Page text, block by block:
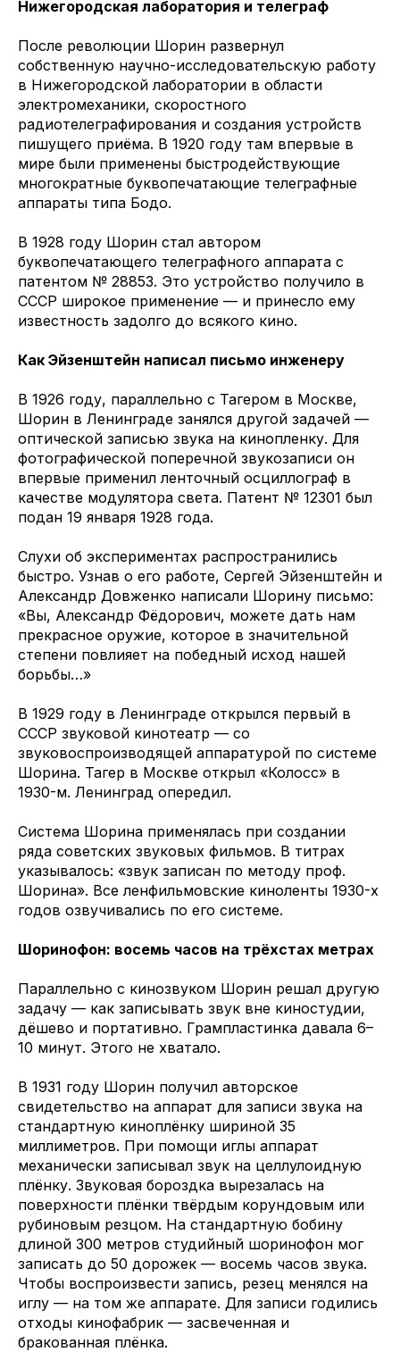
Нижегородская лаборатория и телеграф
После революции Шорин развернул
собственную научно-исследовательскую работу
в Нижегородской лаборатории в области
электромеханики, скоростного
радиотелеграфирования и создания устройств
пишущего приёма. В 1920 году там впервые в
мире были применены быстродействующие
многократные буквопечатающие телеграфные
аппараты типа Бодо.
В 1928 году Шорин стал автором
буквопечатающего телеграфного аппарата с
патентом № 28853. Это устройство получило в
СССР широкое применение — и принесло ему
известность задолго до всякого кино.
Как Эйзенштейн написал письмо инженеру
В 1926 году, параллельно с Тагером в Москве,
Шорин в Ленинграде занялся другой задачей —
оптической записью звука на кинопленку. Для
фотографической поперечной звукозаписи он
впервые применил ленточный осциллограф в
качестве модулятора света. Патент № 12301 был
подан 19 января 1928 года.
Слухи об экспериментах распространились
быстро. Узнав о его работе, Сергей Эйзенштейн и
Александр Довженко написали Шорину письмо:
«Вы, Александр Фёдорович, можете дать нам
прекрасное оружие, которое в значительной
степени повлияет на победный исход нашей
борьбы…»
В 1929 году в Ленинграде открылся первый в
СССР звуковой кинотеатр — со
звуковоспроизводящей аппаратурой по системе
Шорина. Тагер в Москве открыл «Колосс» в
1930-м. Ленинград опередил.
Система Шорина применялась при создании
ряда советских звуковых фильмов. В титрах
указывалось: «звук записан по методу проф.
Шорина». Все ленфильмовские киноленты 1930-х
годов озвучивались по его системе.
Шоринофон: восемь часов на трёхстах метрах
Параллельно с кинозвуком Шорин решал другую
задачу — как записывать звук вне киностудии,
дёшево и портативно. Грампластинка давала 6–
10 минут. Этого не хватало.
В 1931 году Шорин получил авторское
свидетельство на аппарат для записи звука на
стандартную киноплёнку шириной 35
миллиметров. При помощи иглы аппарат
механически записывал звук на целлулоидную
плёнку. Звуковая бороздка вырезалась на
поверхности плёнки твёрдым корундовым или
рубиновым резцом. На стандартную бобину
длиной 300 метров студийный шоринофон мог
записать до 50 дорожек — восемь часов звука.
Чтобы воспроизвести запись, резец менялся на
иглу — на том же аппарате. Для записи годились
отходы кинофабрик — засвеченная и
бракованная плёнка.